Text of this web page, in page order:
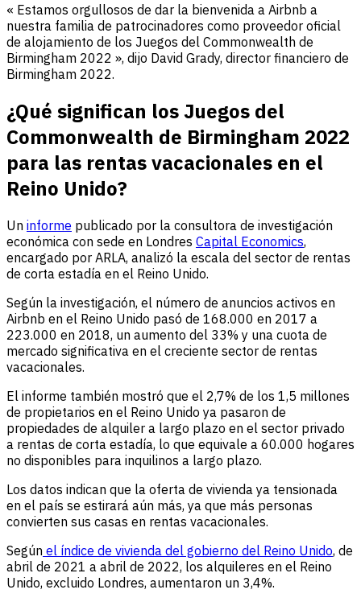
« Estamos orgullosos de dar la bienvenida a Airbnb a
nuestra familia de patrocinadores como proveedor oficial
de alojamiento de los Juegos del Commonwealth de
Birmingham 2022 », dijo David Grady, director financiero de
Birmingham 2022.
¿Qué significan los Juegos del
Commonwealth de Birmingham 2022
para las rentas vacacionales en el
Reino Unido?
Un informe publicado por la consultora de investigación
económica con sede en Londres Capital Economics,
encargado por ARLA, analizó la escala del sector de rentas
de corta estadía en el Reino Unido.
Según la investigación, el número de anuncios activos en
Airbnb en el Reino Unido pasó de 168.000 en 2017 a
223.000 en 2018, un aumento del 33% y una cuota de
mercado significativa en el creciente sector de rentas
vacacionales.
El informe también mostró que el 2,7% de los 1,5 millones
de propietarios en el Reino Unido ya pasaron de
propiedades de alquiler a largo plazo en el sector privado
a rentas de corta estadía, lo que equivale a 60.000 hogares
no disponibles para inquilinos a largo plazo.
Los datos indican que la oferta de vivienda ya tensionada
en el país se estirará aún más, ya que más personas
convierten sus casas en rentas vacacionales.
Según el índice de vivienda del gobierno del Reino Unido, de
abril de 2021 a abril de 2022, los alquileres en el Reino
Unido, excluido Londres, aumentaron un 3,4%.